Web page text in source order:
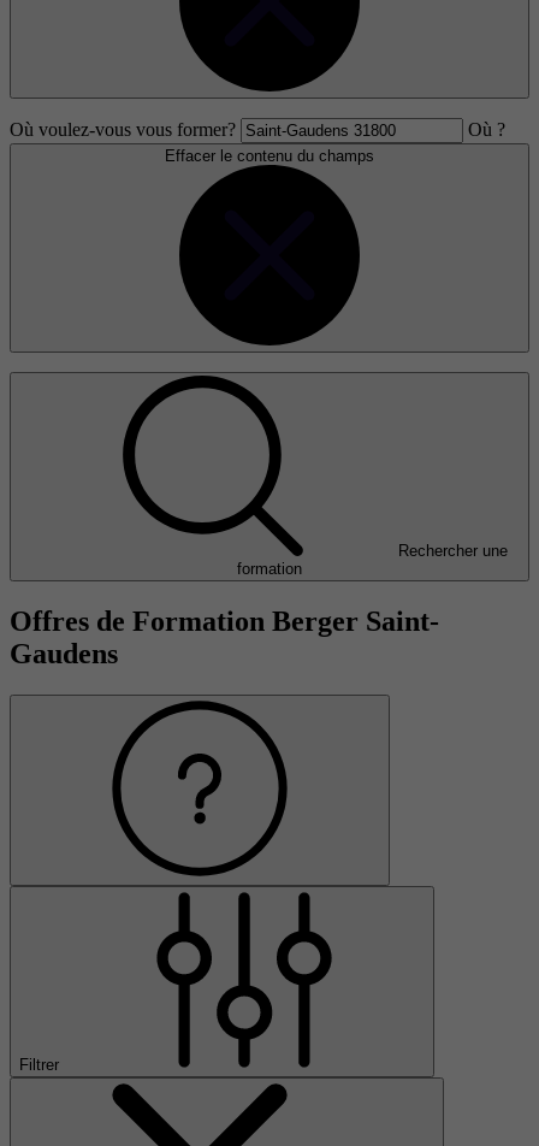
Où voulez-vous vous former? Où ?
Effacer le contenu du champs
Rechercher une
formation
Offres de Formation Berger Saint-
Gaudens
Filtrer